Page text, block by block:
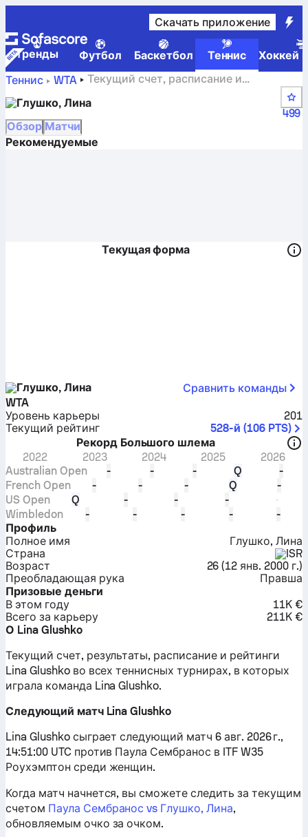
Скачать приложение
Tренды Футбол Баскетбол Теннис
Хоккей
Теннис
WTA
Текущий счет, расписание и
Глушко, Лина
499
Обзор Матчи
Рекомендуемые
Текущая форма
Глушко, Лина
Сравнить команды
WTA
Уровень карьеры
201
Текущий рейтинг
528-й (106 PTS)
Рекорд Большого шлема
2022
2023 2024 2025
2026
Australian Open
- - - Q
-
French Open
- - - Q
-
US Open
Q - -
-
Wimbledon
- - - -
-
Профиль
Полное имя
Глушко, Лина
Страна
ISR
Возраст
26 (12 янв. 2000 г.)
Преобладающая рука
Правша
Призовые деньги
В этом году
11K €
Всего за карьеру
211K €
О Lina Glushko
Текущий счет, результаты, расписание и рейтинги
Lina Glushko во всех теннисных турнирах, в которых
играла команда Lina Glushko.
Следующий матч Lina Glushko
Lina Glushko сыграет следующий матч 6 авг. 2026 г.,
14:51:00 UTC против Паула Сембранос в ITF W35
Роухэмптон среди женщин.
Когда матч начнется, вы сможете следить за текущим
счетом Паула Сембранос vs Глушко, Лина,
обновляемым очко за очком.